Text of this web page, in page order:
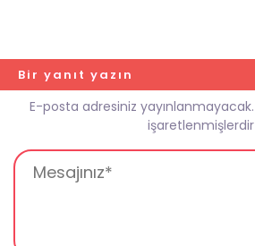
Bir yanıt yazın
E-posta adresiniz yayınlanmayacak.
işaretlenmişlerdir